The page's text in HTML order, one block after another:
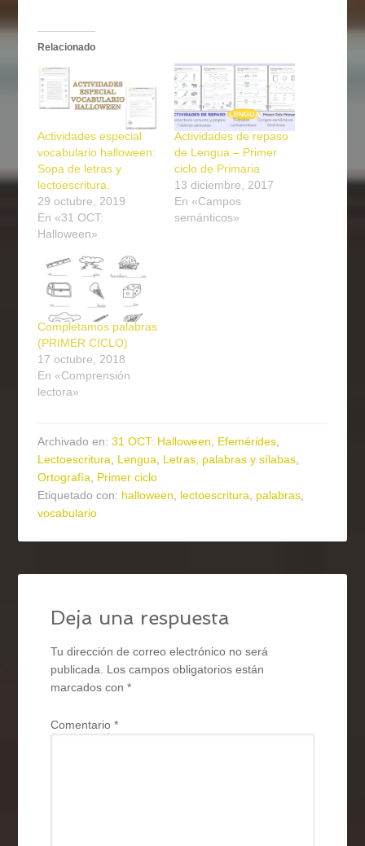
Relacionado
Actividades especial
vocabulario halloween:
Sopa de letras y
lectoescritura.
29 octubre, 2019
En «31 OCT:
Halloween»
Actividades de repaso
de Lengua – Primer
ciclo de Primaria
13 diciembre, 2017
En «Campos
semánticos»
Completamos palabras
(PRIMER CICLO)
17 octubre, 2018
En «Comprensión
lectora»
Archivado en:31 OCT: Halloween, Efemérides,
Lectoescritura, Lengua, Letras, palabras y sílabas,
Ortografía, Primer ciclo
Etiquetado con: halloween, lectoescritura, palabras,
vocabulario
Deja una respuesta
Tu dirección de correo electrónico no será
publicada. Los campos obligatorios están
marcados con*
Comentario*